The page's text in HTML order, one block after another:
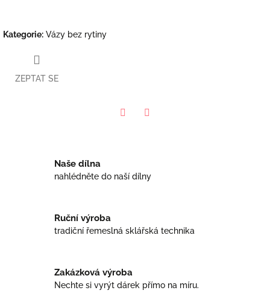
Kategorie: Vázy bez rytiny
ZEPTAT SE
Naše dílna
nahlédněte do naší dílny
Ruční výroba
tradiční řemeslná sklářská technika
Zakázková výroba
Nechte si vyrýt dárek přímo na míru.